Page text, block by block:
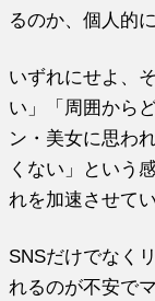
るのか、個人的
いずれにせよ、
い」「周囲から
ン・美女に思わ
くない」という
れを加速させて
SNSだけでなく
れるのが不安で